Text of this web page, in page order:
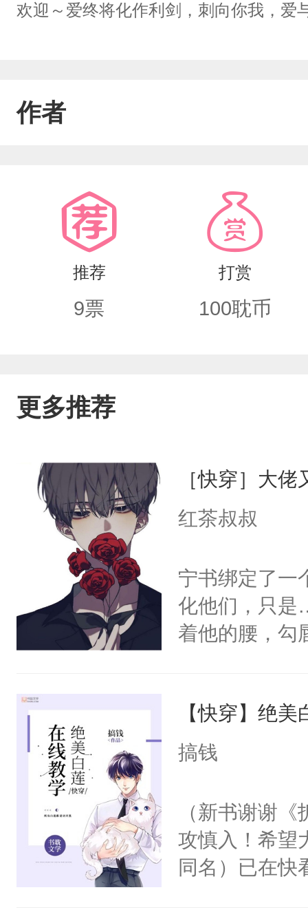
欢迎～爱终将化作利剑，刺向你我，爱
作者
推荐
9票
打赏
100耽币
更多推荐
［快穿］大
红茶叔叔
宁书绑定了一
化他们，只是
着他的腰，勾
来，给老公
用力——为你
【快穿】绝
搞钱
（新书谢谢
攻慎入！希望
同名）已在快